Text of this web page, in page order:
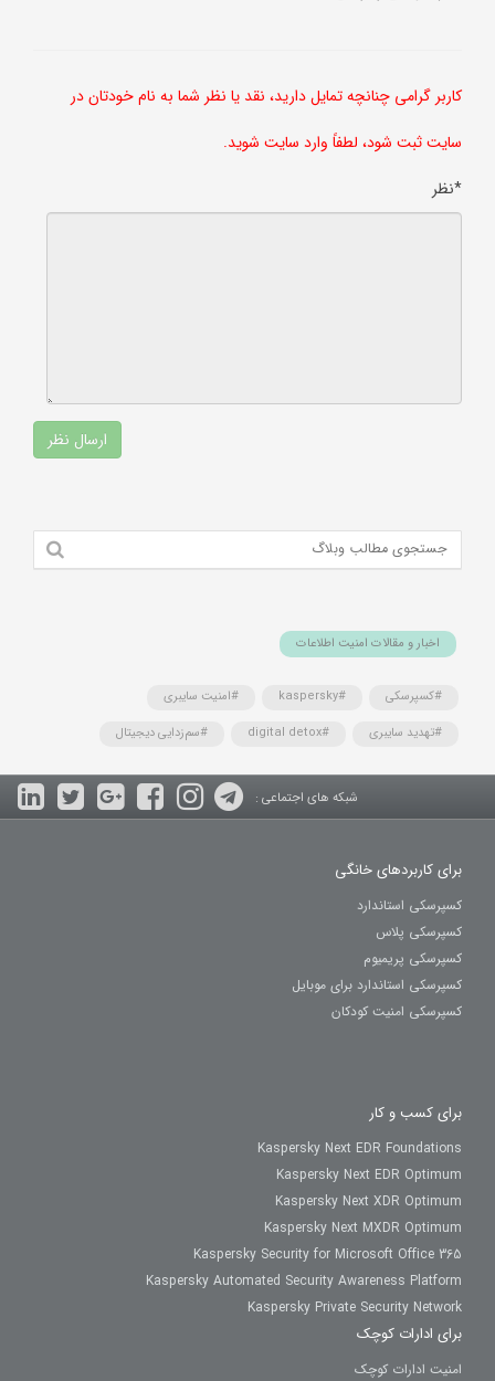
کاربر گرامی چنانچه تمایل دارید، نقد یا نظر شما به نام خودتان در
سایت ثبت شود، لطفاً وارد سایت شوید.
*نظر
اخبار و مقالات امنیت اطلاعات
#کسپرسکی #kaspersky
#امنیت سایبری
#تهدید سایبری
#digital detox #سم‌زدایی دیجیتال
شبکه های اجتماعی :
برای کاربردهای خانگی
کسپرسکی استاندارد
کسپرسکی پلاس
کسپرسکی پریمیوم
کسپرسکی استاندارد برای موبایل
کسپرسکی امنیت کودکان
برای کسب و کار
Kaspersky Next EDR Foundations
Kaspersky Next EDR Optimum
Kaspersky Next XDR Optimum
Kaspersky Next MXDR Optimum
Kaspersky Security for Microsoft Office 365
Kaspersky Automated Security Awareness Platform
Kaspersky Private Security Network
برای ادارات کوچک
امنیت ادارات کوچک